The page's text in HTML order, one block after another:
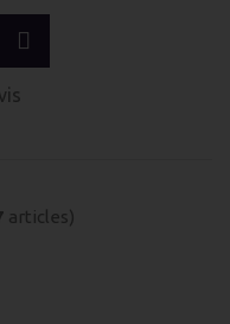
articles)